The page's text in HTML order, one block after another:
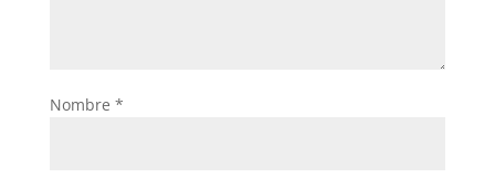
Nombre *